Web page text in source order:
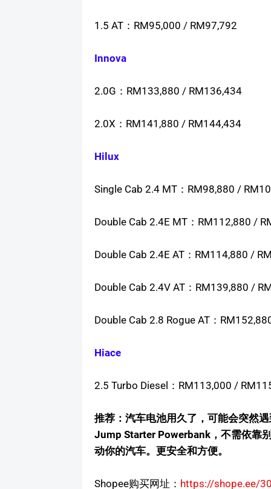
1.5 AT：RM95,000 / RM97,792
Innova
2.0G：RM133,880 / RM136,434
2.0X：RM141,880 / RM144,434
Hilux
Single Cab 2.4 MT：RM98,880 /
Double Cab 2.4E MT：RM112,880 /
Double Cab 2.4E AT：RM114,880 /
Double Cab 2.4V AT：RM139,880 /
Double Cab 2.8 Rogue AT：
Hiace
2.5 Turbo Diesel：RM113,000 /
推荐：汽车电池用久了，可能会突然
Jump Starter Powerbank，不需依靠
动你的汽车。更安全和方便。
Shopee购买网址： https://shope.ee/